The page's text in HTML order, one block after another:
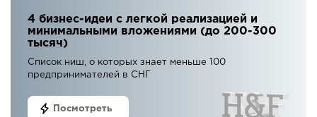
4 бизнес-идеи с легкой реализацией и
минимальными вложениями (до 200-300
тысяч)
Список ниш, о которых знает меньше 100
предпринимателей в СНГ
Посмотреть